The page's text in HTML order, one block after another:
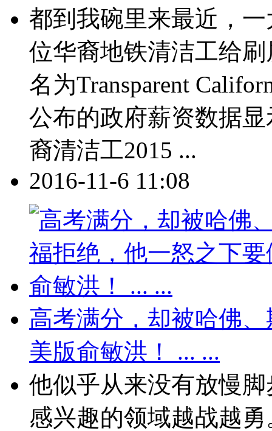
都到我碗里来最近，
位华裔地铁清洁工给
名为Transparent
公布的政府薪资数据
裔清洁工2015 ...
2016-11-6 11:08
高考满分，却被哈佛
美版俞敏洪！ ... ...
他似乎从来没有放慢
感兴趣的领域越战越